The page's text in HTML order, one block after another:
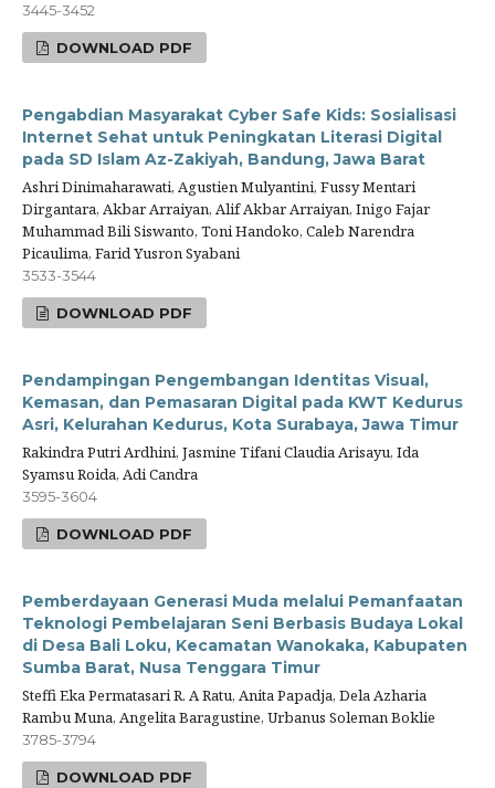
3445-3452
DOWNLOAD PDF
Pengabdian Masyarakat Cyber Safe Kids: Sosialisasi
Internet Sehat untuk Peningkatan Literasi Digital
pada SD Islam Az-Zakiyah, Bandung, Jawa Barat
Ashri Dinimaharawati, Agustien Mulyantini, Fussy Mentari
Dirgantara, Akbar Arraiyan, Alif Akbar Arraiyan, Inigo Fajar
Muhammad Bili Siswanto, Toni Handoko, Caleb Narendra
Picaulima, Farid Yusron Syabani
3533-3544
DOWNLOAD PDF
Pendampingan Pengembangan Identitas Visual,
Kemasan, dan Pemasaran Digital pada KWT Kedurus
Asri, Kelurahan Kedurus, Kota Surabaya, Jawa Timur
Rakindra Putri Ardhini, Jasmine Tifani Claudia Arisayu, Ida
Syamsu Roida, Adi Candra
3595-3604
DOWNLOAD PDF
Pemberdayaan Generasi Muda melalui Pemanfaatan
Teknologi Pembelajaran Seni Berbasis Budaya Lokal
di Desa Bali Loku, Kecamatan Wanokaka, Kabupaten
Sumba Barat, Nusa Tenggara Timur
Steffi Eka Permatasari R. A Ratu, Anita Papadja, Dela Azharia
Rambu Muna, Angelita Baragustine, Urbanus Soleman Boklie
3785-3794
DOWNLOAD PDF